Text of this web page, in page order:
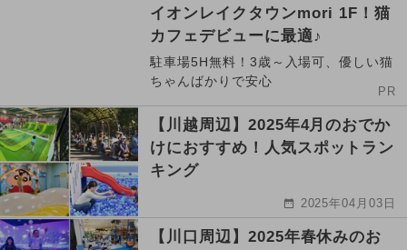
イオンレイクタウンmori 1F！猫
カフェデビューに最適♪
駐車場5H無料！3歳～入場可、優しい猫
ちゃんばかりで安心
PR
【川越周辺】2025年4月のおでか
けにおすすめ！人気スポットラン
キング
2025年04月03日
【川口周辺】2025年春休みのお